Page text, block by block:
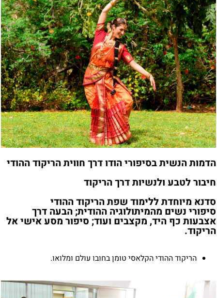
הדמות הנשית בסיפורי הודו דרך חווית הריקוד ההודי
חיבור לטבע ולנשיות דרך הריקוד
סדנא מיוחדת ללימוד שפת הריקוד ההודי
סיפורי נשים מהמיתולוגיה ההודית; הבעה דרך
אצבעות כף היד, מקצבים ועוד; סיפור מסע אישי אל
הריקוד.
הריקוד ההודי הקלאסי טומן בחובו עולם ומלואו.